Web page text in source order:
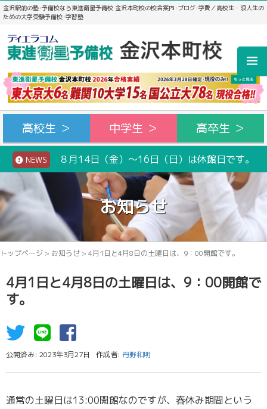
金沢駅前の塾･予備校なら東進衛星予備校 金沢本町校の校舎案内･ブログ･学費／高校生・浪人生の
ための大学受験予備校･学習塾
高校生 ＞ 中学生 ＞ 高卒生 ＞
NEWS ８月14日（金）～16日（日）は休館日です。
お知らせ
トップページ > お知らせ > 4月1日と4月8日の土曜日は、9：00開館です。
4月1日と4月8日の土曜日は、9：00開館で
す。
公開済み: 2023年3月27日 作成者: 丹野和明
通常の土曜日は13:00開館なのですが、春休み期間という